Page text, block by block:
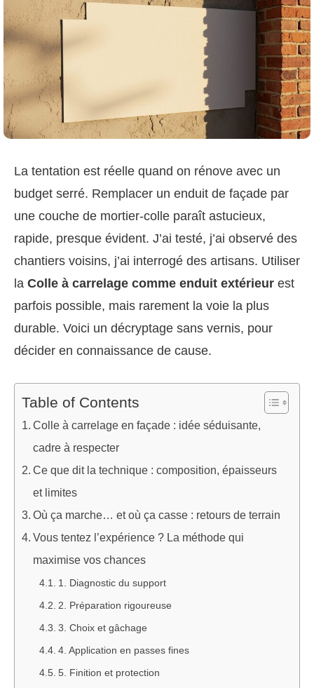
La tentation est réelle quand on rénove avec un
budget serré. Remplacer un enduit de façade par
une couche de mortier-colle paraît astucieux,
rapide, presque évident. J’ai testé, j’ai observé des
chantiers voisins, j’ai interrogé des artisans. Utiliser
la Colle à carrelage comme enduit extérieur est
parfois possible, mais rarement la voie la plus
durable. Voici un décryptage sans vernis, pour
décider en connaissance de cause.
Table of Contents
Colle à carrelage en façade : idée séduisante,
cadre à respecter
Ce que dit la technique : composition, épaisseurs
et limites
Où ça marche… et où ça casse : retours de terrain
Vous tentez l’expérience ? La méthode qui
maximise vos chances
1. Diagnostic du support
2. Préparation rigoureuse
3. Choix et gâchage
4. Application en passes fines
5. Finition et protection